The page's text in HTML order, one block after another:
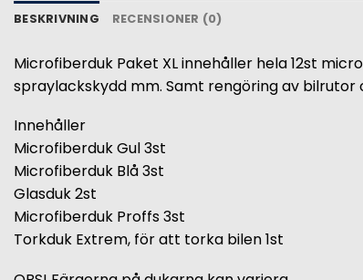
BESKRIVNING RECENSIONER (0)
Microfiberduk Paket XL innehåller hela 12st
spraylackskydd mm. Samt rengöring av
Innehåller
Microfiberduk Gul 3st
Microfiberduk Blå 3st
Glasduk 2st
Microfiberduk Proffs 3st
Torkduk Extrem, för att torka bilen 1st